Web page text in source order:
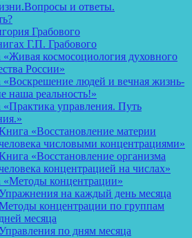
и ответы.
Грабового
Г.П. Грабового
космосоциология духовного
России»
«Воскрешение людей и вечная жизнь-
наша реальность!»
управления. Путь
«Восстановление материи
числовыми концентрациями»
«Восстановление организма
концентрацией на числах»
«Методы концентрации»
на каждый день месяца
концентрации по группам
дней месяца
по дням месяца